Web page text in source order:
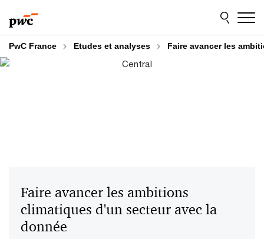
au
contenu
au
pied
de
page
PwC France Etudes et analyses Faire avancer les
Faire avancer les ambitions
climatiques d'un secteur avec la
donnée